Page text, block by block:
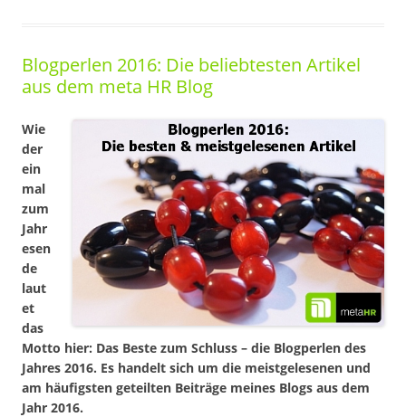
Blogperlen 2016: Die beliebtesten Artikel
aus dem meta HR Blog
Wie
der
ein
mal
zum
Jahr
esen
de
laut
et
das
Motto hier: Das Beste zum Schluss – die Blogperlen des
Jahres 2016. Es handelt sich um die meistgelesenen und
am häufigsten geteilten Beiträge meines Blogs aus dem
Jahr 2016.